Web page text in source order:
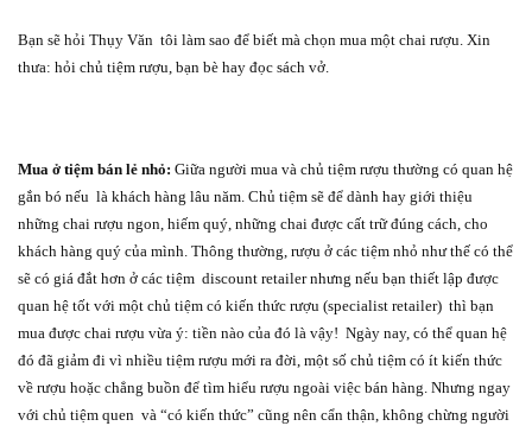
Bạn sẽ hỏi Thụy Văn tôi làm sao để biết mà chọn mua một chai rượu. Xin
thưa: hỏi chủ tiệm rượu, bạn bè hay đọc sách vở.
Mua ở tiệm bán lẻ nhỏ: Giữa người mua và chủ tiệm rượu thường có quan hệ
gắn bó nếu là khách hàng lâu năm. Chủ tiệm sẽ để dành hay giới thiệu
những chai rượu ngon, hiếm quý, những chai được cất trữ đúng cách, cho
khách hàng quý của mình. Thông thường, rượu ở các tiệm nhỏ như thế có thể
sẽ có giá đắt hơn ở các tiệm discount retailer nhưng nếu bạn thiết lập được
quan hệ tốt với một chủ tiệm có kiến thức rượu (specialist retailer) thì bạn
mua được chai rượu vừa ý: tiền nào của đó là vậy! Ngày nay, có thể quan hệ
đó đã giảm đi vì nhiều tiệm rượu mới ra đời, một số chủ tiệm có ít kiến thức
về rượu hoặc chẳng buồn để tìm hiểu rượu ngoài việc bán hàng. Nhưng ngay
với chủ tiệm quen và “có kiến thức” cũng nên cẩn thận, không chừng người